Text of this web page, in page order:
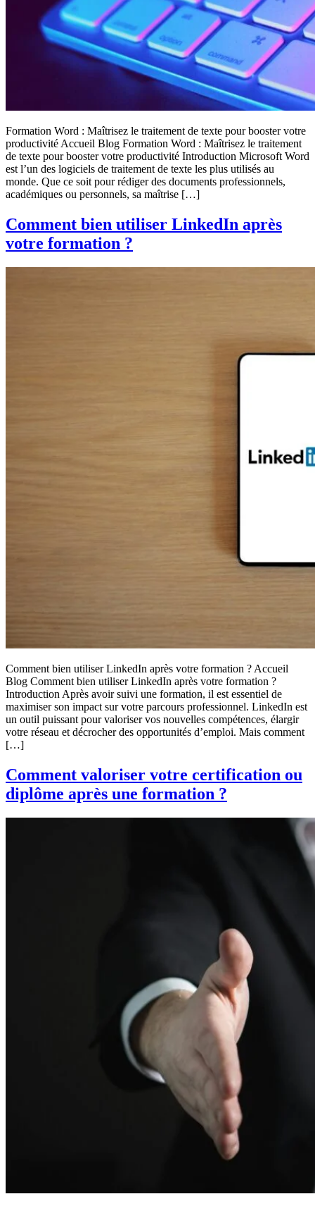
Formation Word : Maîtrisez le traitement de texte pour booster votre
productivité Accueil Blog Formation Word : Maîtrisez le traitement
de texte pour booster votre productivité Introduction Microsoft Word
est l’un des logiciels de traitement de texte les plus utilisés au
monde. Que ce soit pour rédiger des documents professionnels,
académiques ou personnels, sa maîtrise […]
Comment bien utiliser LinkedIn après
votre formation ?
Comment bien utiliser LinkedIn après votre formation ? Accueil
Blog Comment bien utiliser LinkedIn après votre formation ?
Introduction Après avoir suivi une formation, il est essentiel de
maximiser son impact sur votre parcours professionnel. LinkedIn est
un outil puissant pour valoriser vos nouvelles compétences, élargir
votre réseau et décrocher des opportunités d’emploi. Mais comment
[…]
Comment valoriser votre certification ou
diplôme après une formation ?